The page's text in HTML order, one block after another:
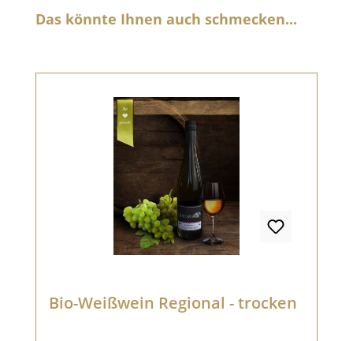
Produktgalerie überspringen
Das könnte Ihnen auch schmecken...
Bio-Weißwein Regional - trocken